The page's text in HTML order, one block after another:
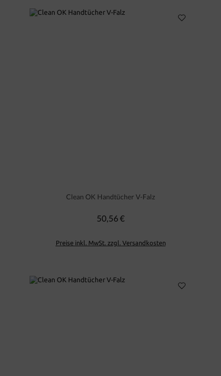
Clean OK Handtücher V-Falz
Regulärer Preis:
50,56 €
Preise inkl. MwSt. zzgl. Versandkosten